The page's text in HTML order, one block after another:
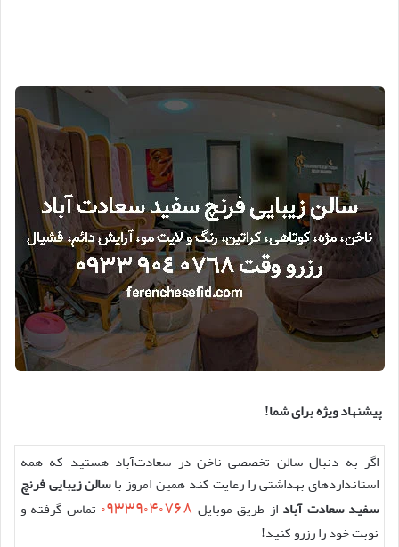
پیشنهاد ویژه برای شما!
اگر به دنبال سالن تخصصی ناخن در سعادتآباد هستید که همه
استانداردهای بهداشتی را رعایت کند همین امروز باسالن زیبایی فرنچ
سفید سعادت آباد از طریق موبایل ۰۹۳۳۹۰۴۰۷۶۸ تماس گرفته و
نوبت خود را رزرو کنید!